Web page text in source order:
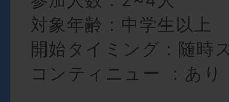
対象年齢：中学生以上
開始タイミング：随時
コンティニュー ：あり